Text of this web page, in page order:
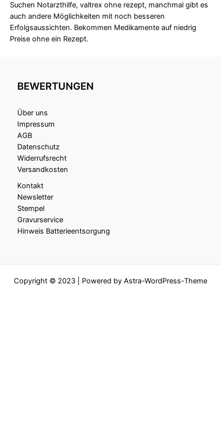
Suchen Notarzthilfe, valtrex ohne rezept, manchmal gibt es
auch andere Möglichkeiten mit noch besseren
Erfolgsaussichten. Bekommen Medikamente auf niedrig
Preise ohne ein Rezept.
BEWERTUNGEN
Über uns
Impressum
AGB
Datenschutz
Widerrufsrecht
Versandkosten
Kontakt
Newsletter
Stempel
Gravurservice
Hinweis Batterieentsorgung
Copyright © 2023 | Powered by Astra-WordPress-Theme